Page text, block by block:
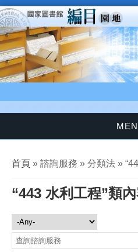
移至主內容
您在這裡
首頁 » 諮詢服務 » 分類法 »
“443 水利工程”類
諮詢服務
Search this site